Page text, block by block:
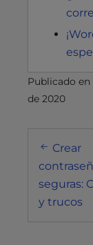
Publicado en
de 2020
Crear
seguras:
y trucos